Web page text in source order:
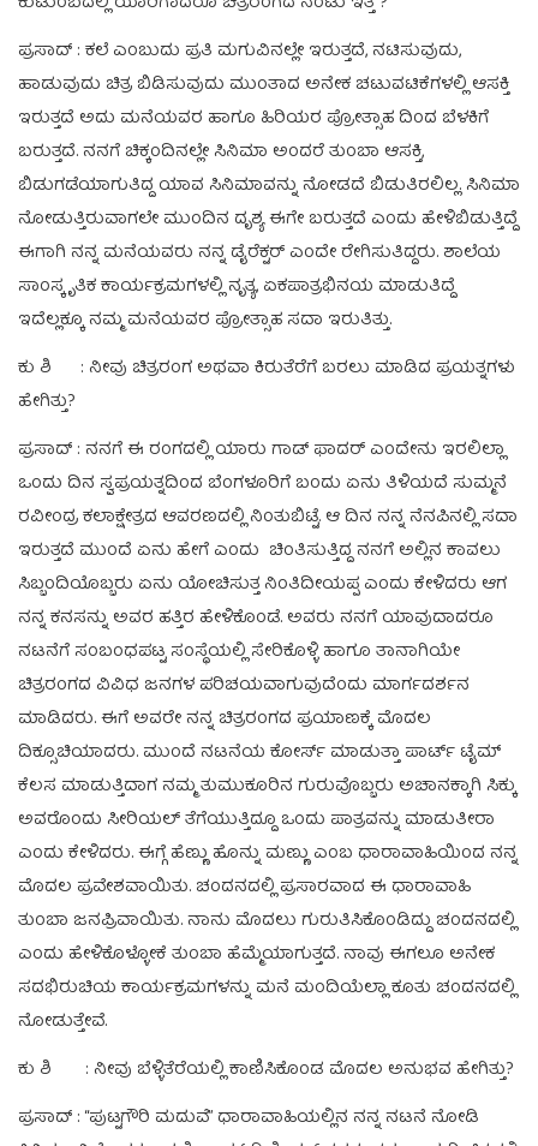
ಪ್ರಸಾದ್ : ಕಲೆ ಎಂಬುದು ಪ್ರತಿ ಮಗುವಿನಲ್ಲೇ ಇರುತ್ತದೆ, ನಟಿಸುವುದು,
ಹಾಡುವುದು ಚಿತ್ರ ಬಿಡಿಸುವುದು ಮುಂತಾದ ಅನೇಕ ಚಟುವಟಿಕೆಗಳಲ್ಲಿ ಆಸಕ್ತಿ
ಇರುತ್ತದೆ ಅದು ಮನೆಯವರ ಹಾಗೂ ಹಿರಿಯರ ಪ್ರೋತ್ಸಾಹ ದಿಂದ ಬೆಳಕಿಗೆ
ಬರುತ್ತದೆ. ನನಗೆ ಚಿಕ್ಕಂದಿನಲ್ಲೇ ಸಿನಿಮಾ ಅಂದರೆ ತುಂಬಾ ಆಸಕ್ತಿ,
ಬಿಡುಗಡೆಯಾಗುತಿದ್ದ ಯಾವ ಸಿನಿಮಾವನ್ನು ನೋಡದೆ ಬಿಡುತಿರಲಿಲ್ಲ. ಸಿನಿಮಾ
ನೋಡುತ್ತಿರುವಾಗಲೇ ಮುಂದಿನ ದೃಶ್ಯ ಈಗೇ ಬರುತ್ತದೆ ಎಂದು ಹೇಳಿಬಿಡುತ್ತಿದ್ದೆ
ಈಗಾಗಿ ನನ್ನ ಮನೆಯವರು ನನ್ನ ಡೈರೆಕ್ಟರ್ ಎಂದೇ ರೇಗಿಸುತಿದ್ದರು. ಶಾಲೆಯ
ಸಾಂಸ್ಕೃತಿಕ ಕಾರ್ಯಕ್ರಮಗಳಲ್ಲಿ ನೃತ್ಯ, ಏಕಪಾತ್ರಭಿನಯ ಮಾಡುತಿದ್ದೆ
ಇದೆಲ್ಲಕ್ಕೂ ನಮ್ಮ ಮನೆಯವರ ಪ್ರೋತ್ಸಾಹ ಸದಾ ಇರುತಿತ್ತು.
ಕು ಶಿ : ನೀವು ಚಿತ್ರರಂಗ ಅಥವಾ ಕಿರುತೆರೆಗೆ ಬರಲು ಮಾಡಿದ ಪ್ರಯತ್ನಗಳು
ಹೇಗಿತ್ತು?
ಪ್ರಸಾದ್ : ನನಗೆ ಈ ರಂಗದಲ್ಲಿ ಯಾರು ಗಾಡ್ ಫಾದರ್ ಎಂದೇನು ಇರಲಿಲ್ಲಾ
ಒಂದು ದಿನ ಸ್ವಪ್ರಯತ್ನದಿಂದ ಬೆಂಗಳೂರಿಗೆ ಬಂದು ಏನು ತಿಳಿಯದೆ ಸುಮ್ಮನೆ
ರವೀಂದ್ರ ಕಲಾಕ್ಷೇತ್ರದ ಆವರಣದಲ್ಲಿ ನಿಂತುಬಿಟ್ಟೆ. ಆ ದಿನ ನನ್ನ ನೆನಪಿನಲ್ಲಿ ಸದಾ
ಇರುತ್ತದೆ ಮುಂದೆ ಏನು ಹೇಗೆ ಎಂದು ಚಿಂತಿಸುತ್ತಿದ್ದ ನನಗೆ ಅಲ್ಲಿನ ಕಾವಲು
ಸಿಬ್ಬಂದಿಯೊಬ್ಬರು ಏನು ಯೋಚಿಸುತ್ತ ನಿಂತಿದೀಯಪ್ಪ ಎಂದು ಕೇಳಿದರು ಆಗ
ನನ್ನ ಕನಸನ್ನು ಅವರ ಹತ್ತಿರ ಹೇಳಿಕೊಂಡೆ. ಅವರು ನನಗೆ ಯಾವುದಾದರೂ
ನಟನೆಗೆ ಸಂಬಂಧಪಟ್ಟ ಸಂಸ್ಥೆಯಲ್ಲಿ ಸೇರಿಕೊಳ್ಳಿ ಹಾಗೂ ತಾನಾಗಿಯೇ
ಚಿತ್ರರಂಗದ ವಿವಿಧ ಜನಗಳ ಪರಿಚಯವಾಗುವುದೆಂದು ಮಾರ್ಗದರ್ಶನ
ಮಾಡಿದರು. ಈಗೆ ಅವರೇ ನನ್ನ ಚಿತ್ರರಂಗದ ಪ್ರಯಾಣಕ್ಕೆ ಮೊದಲ
ದಿಕ್ಸೂಚಿಯಾದರು. ಮುಂದೆ ನಟನೆಯ ಕೋರ್ಸ್ ಮಾಡುತ್ತಾ ಪಾರ್ಟ್ ಟೈಮ್
ಕೆಲಸ ಮಾಡುತ್ತಿದಾಗ ನಮ್ಮ ತುಮುಕೂರಿನ ಗುರುವೊಬ್ಬರು ಅಚಾನಕ್ಕಾಗಿ ಸಿಕ್ಕು
ಅವರೊಂದು ಸೀರಿಯಲ್ ತೆಗೆಯುತ್ತಿದ್ದೂ ಒಂದು ಪಾತ್ರವನ್ನು ಮಾಡುತೀರಾ
ಎಂದು ಕೇಳಿದರು. ಈಗ್ಗೆ ಹೆಣ್ಣು ಹೊನ್ನು ಮಣ್ಣು ಎಂಬ ಧಾರಾವಾಹಿಯಿಂದ ನನ್ನ
ಮೊದಲ ಪ್ರವೇಶವಾಯಿತು. ಚಂದನದಲ್ಲಿ ಪ್ರಸಾರವಾದ ಈ ಧಾರಾವಾಹಿ
ತುಂಬಾ ಜನಪ್ರಿವಾಯಿತು. ನಾನು ಮೊದಲು ಗುರುತಿಸಿಕೊಂಡಿದ್ದು ಚಂದನದಲ್ಲಿ
ಎಂದು ಹೇಳಿಕೊಳ್ಳೋಕೆ ತುಂಬಾ ಹೆಮ್ಮೆಯಾಗುತ್ತದೆ. ನಾವು ಈಗಲೂ ಅನೇಕ
ಸದಭಿರುಚಿಯ ಕಾರ್ಯಕ್ರಮಗಳನ್ನು ಮನೆ ಮಂದಿಯೆಲ್ಲಾ ಕೂತು ಚಂದನದಲ್ಲಿ
ನೋಡುತ್ತೇವೆ.
ಕು ಶಿ : ನೀವು ಬೆಳ್ಳಿತೆರೆಯಲ್ಲಿ ಕಾಣಿಸಿಕೊಂಡ ಮೊದಲ ಅನುಭವ ಹೇಗಿತ್ತು?
ಪ್ರಸಾದ್ : “ಪುಟ್ಟಗೌರಿ ಮದುವೆ” ಧಾರಾವಾಹಿಯಲ್ಲಿನ ನನ್ನ ನಟನೆ ನೋಡಿ